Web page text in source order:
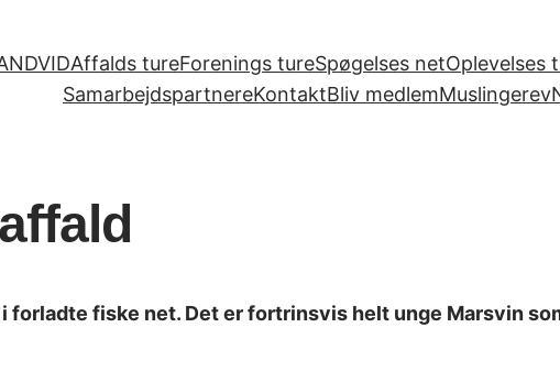
Affalds tureForenings tureSpøgelses netOplevelses
SamarbejdspartnereKontaktBliv medlemMuslingerev
fiske net. Det er fortrinsvis helt unge Marsvin